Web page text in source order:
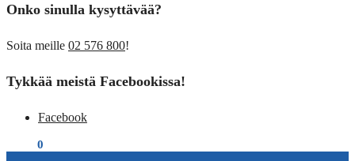
Onko sinulla kysyttävää?
Soita meille 02 576 800!
Tykkää meistä Facebookissa!
Facebook
0